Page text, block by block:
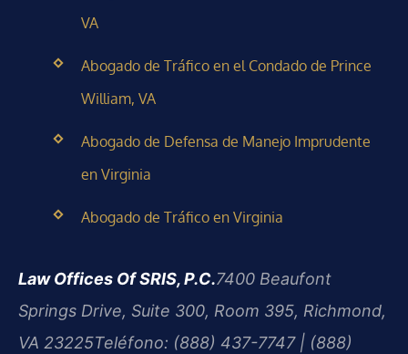
VA
Abogado de Tráfico en el Condado de Prince
William, VA
Abogado de Defensa de Manejo Imprudente
en Virginia
Abogado de Tráfico en Virginia
Law Offices Of SRIS, P.C.7400 Beaufont
Springs Drive, Suite 300, Room 395, Richmond,
VA 23225Teléfono: (888) 437-7747 | (888)